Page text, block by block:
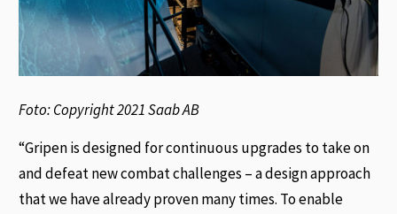
Foto: Copyright 2021 Saab AB
“Gripen is designed for continuous upgrades to take on
and defeat new combat challenges – a design approach
that we have already proven many times. To enable